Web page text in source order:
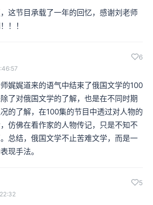
这节目承载了一年的回忆，感谢刘老师
！！
6
娓娓道来的语气中结束了俄国文学的100
了对俄国文学的了解，也是在不同时期
的了解，在100集的节目中透过对人物的
仿佛在看作家的人物传记，只是不知不
总结，俄国文学不止苦难文学，而是一
现手法。
5